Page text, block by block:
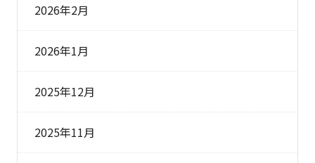
2026年2月
2026年1月
2025年12月
2025年11月